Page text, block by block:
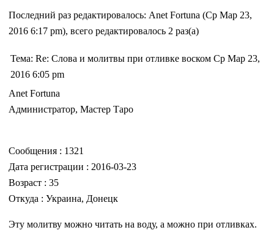
Последний раз редактировалось: Anet Fortuna (Ср Мар 23,
2016 6:17 pm), всего редактировалось 2 раз(а)
Тема: Re: Слова и молитвы при отливке воском Ср Мар 23,
2016 6:05 pm
Anet Fortuna
Администратор, Мастер Таро
Сообщения : 1321
Дата регистрации : 2016-03-23
Возраст : 35
Откуда : Украина, Донецк
Эту молитву можно читать на воду, а можно при отливках.